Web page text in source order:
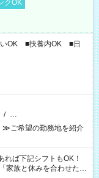
クOK
いOK ■扶養内OK ■日
/ …
≫ご希望の勤務地を紹介